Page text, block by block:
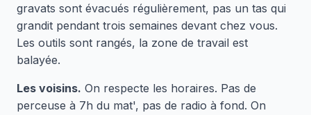
gravats sont évacués régulièrement, pas un tas qui
grandit pendant trois semaines devant chez vous.
Les outils sont rangés, la zone de travail est
balayée.
Les voisins. On respecte les horaires. Pas de
perceuse à 7h du mat', pas de radio à fond. On